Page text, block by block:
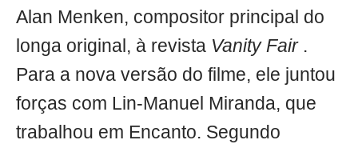
Alan Menken, compositor principal do
longa original, à revista Vanity Fair .
Para a nova versão do filme, ele juntou
forças com Lin-Manuel Miranda, que
trabalhou em Encanto. Segundo